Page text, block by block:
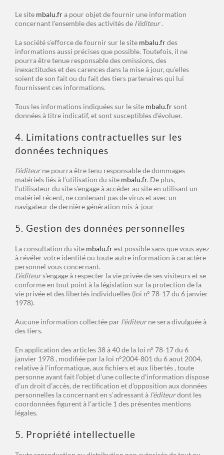
Le site mbalu.fra pour objet de fournir une information
concernant l’ensemble des activités de l’éditeur.
La société s’efforce de fournir sur le site mbalu.frdes
informations aussi précises que possible. Toutefois, il ne
pourra être tenue responsable des omissions, des
inexactitudes et des carences dans la mise à jour, qu’elles
soient de son fait ou du fait des tiers partenaires qui lui
fournissent ces informations.
Tous les informations indiquées sur le site mbalu.frsont
données à titre indicatif, et sont susceptibles d’évoluer.
4. Limitations contractuelles sur les
données techniques
l’éditeurne pourra être tenu responsable de dommages
matériels liés à l’utilisation du site mbalu.fr. De plus,
l’utilisateur du site s’engage à accéder au site en utilisant un
matériel récent, ne contenant pas de virus et avec un
navigateur de dernière génération mis-à-jour
5. Gestion des données personnelles
La consultation du site mbalu.frest possible sans que vous ayez
à révéler votre identité ou toute autre information à caractère
personnel vous concernant.
L’éditeurs’engage à respecter la vie privée de ses visiteurs et se
conforme en tout point à la législation sur la protection de la
vie privée et des libertés individuelles (loi n° 78-17 du 6 janvier
1978).
Aucune information collectée par l’éditeurne sera divulguée à
des tiers.
En application des articles 38 à 40 de la loi n° 78-17 du 6
janvier 1978 , modifiée par la loi n°2004-801 du 6 aout 2004,
relative à l’informatique, aux fichiers et aux libertés , toute
personne ayant fait l’objet d’une collecte d’information dispose
d’un droit d’accès, de rectification et d’opposition aux données
personnelles la concernant en s’adressant à l’éditeurdont les
coordonnées figurent à l’article 1 des présentes mentions
légales.
5. Propriété intellectuelle